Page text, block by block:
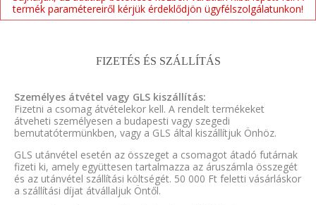
termék paramétereiről kérjük érdeklődjön ügyfélszolgálatunkon!
FIZETÉS ÉS SZÁLLÍTÁS
Személyes átvétel vagy GLS kiszállítás:
Fizetni a csomag átvételekor kell. A rendelt termékeket
átveheti személyesen a budapesti vagy szegedi
bemutatótermünkben, vagy a GLS által kiszállítjuk Önhöz.
GLS utánvétel esetén az összeget a csomagot átadó futárnak
fizeti ki, amely együttesen tartalmazza az áruszámla összegét
és az utánvétel szállítási költségét. 50 000 Ft feletti vásárláskor
a szállítási díjat átvállaljuk Öntől.